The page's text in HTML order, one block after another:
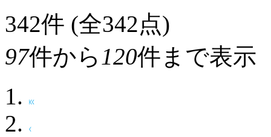
342件 (全342点)
97件から 120件まで表示